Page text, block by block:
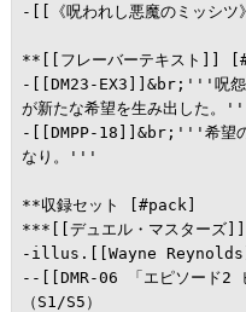
-[[《呪われし悪魔のミッシツ
**[[フレーバーテキスト]]
-[[DM23-EX3]]&br;'''呪怨は
が新たな希望を生み出した。
-[[DMPP-18]]&br;'''希望の
なり。'''
**収録セット [#pack]
***[[デュエル・マスターズ
-illus.[[Wayne
--[[DMR-06 「エピソード2
（S1/S5）